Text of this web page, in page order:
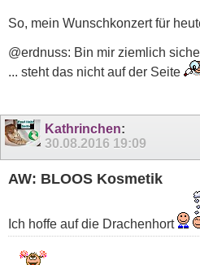
So, mein Wunschkonzert für
@erdnuss: Bin mir ziemlich
... steht das nicht auf der Seite
Kathrinchen:
30.08.2016 19:09
AW: BLOOS Kosmetik
Ich hoffe auf die Drachenhort